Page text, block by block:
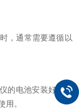
，通常需要遵循以
的电池安装好后，
用。